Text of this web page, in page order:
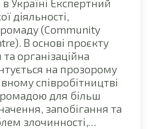
Україні Експертний
діяльності,
(Community
В основі проєкту
організаційна
на прозорому
співробітництві
для більш
запобігання та
злочинності,…